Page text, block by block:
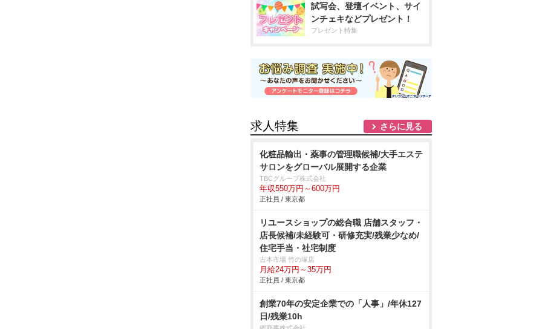
試写会、登壇イベント、サイ
ンチェキなどプレゼント！
プレゼント特集
求人特集 さらに見る
化粧品輸出・薬事の管理職候補/大手エステ
サロンをグローバル展開する企業
TBCグループ株式会社
年収550万円～600万円
正社員 / 東京都
リユースショップの総合職 店舗スタッフ・
店長候補/未経験可・研修充実/残業少なめ/
住宅手当・社宅制度
古本市場 竹の塚店
月給24万円～35万円
正社員 / 東京都
創業70年の安定企業での「人事」/年休127
日/残業10h